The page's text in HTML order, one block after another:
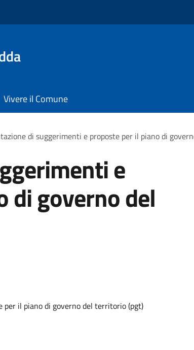
Vivere il Comune
di suggerimenti e proposte per il piano di
e
di governo del
per il piano di governo del territorio (pgt)